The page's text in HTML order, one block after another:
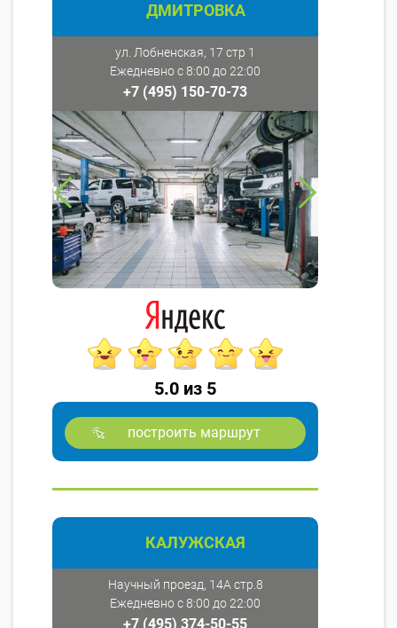
ДМИТРОВКА
ул. Лобненская, 17 стр 1
Ежедневно с 8:00 до 22:00
+7 (495) 150-70-73
5.0 из 5
построить маршрут
КАЛУЖСКАЯ
Научный проезд, 14А стр.8
Ежедневно с 8:00 до 22:00
+7 (495) 374-50-55